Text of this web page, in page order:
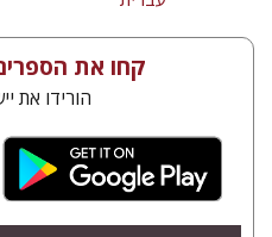
קחו את
הורידו את